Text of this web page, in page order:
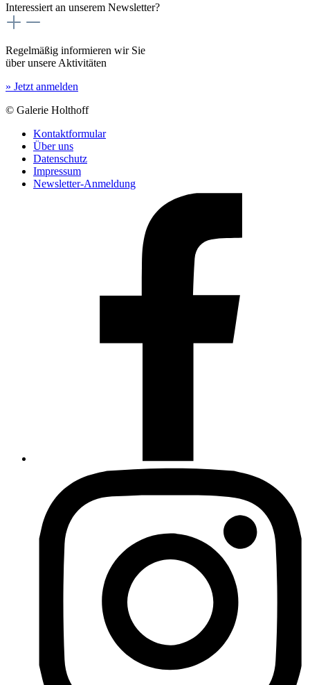
Interessiert an unserem Newsletter?
Regelmäßig informieren wir Sie
über unsere Aktivitäten
» Jetzt anmelden
© Galerie Holthoff
Kontaktformular
Über uns
Datenschutz
Impressum
Newsletter-Anmeldung